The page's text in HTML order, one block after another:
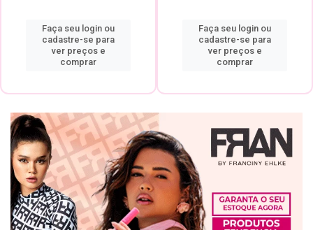
Faça seu login ou
cadastre-se para
ver preços e
comprar
Faça seu login ou
cadastre-se para
ver preços e
comprar